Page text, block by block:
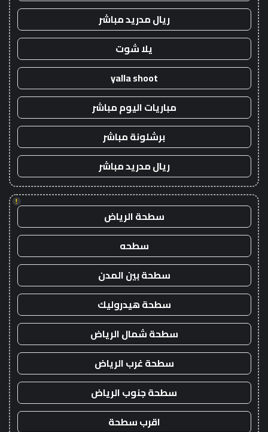
ريال مدريد مباشر
يلا شوت
yalla shoot
مباريات اليوم مباشر
برشلونة مباشر
ريال مدريد مباشر
!
سطحة الرياض
سطحه
سطحة بين المدن
سطحة هيدروليك
سطحة شمال الرياض
سطحة غرب الرياض
سطحة جنوب الرياض
اقرب سطحة